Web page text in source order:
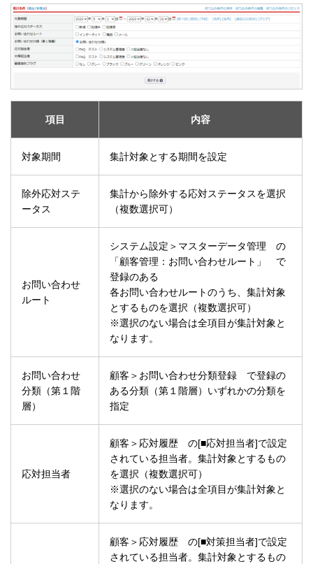
項目 内容
対象期間 集計対象とする期間を設定
除外応対ステ
ータス
集計から除外する応対ステータスを選択
（複数選択可）
お問い合わせ
ルート
システム設定＞マスターデータ管理 の
「顧客管理：お問い合わせルート」 で
登録のある
各お問い合わせルートのうち、集計対象
とするものを選択（複数選択可）
※選択のない場合は全項目が集計対象と
なります。
お問い合わせ
分類（第１階
層）
顧客＞お問い合わせ分類登録 で登録の
ある分類（第１階層）いずれかの分類を
指定
応対担当者
顧客＞応対履歴 の[■応対担当者]で設定
されている担当者。集計対象とするもの
を選択（複数選択可）
※選択のない場合は全項目が集計対象と
なります。
顧客＞応対履歴 の[■対策担当者]で設定
されている担当者。集計対象とするもの